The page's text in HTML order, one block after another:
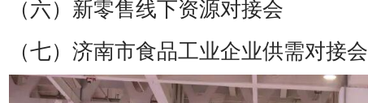
（六）新零售线下资源对接会
（七）济南市食品工业企业供需对接会